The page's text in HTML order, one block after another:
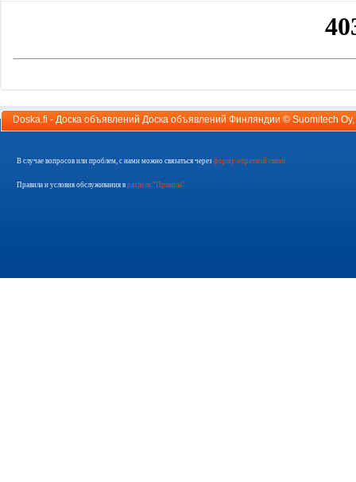
Doska.fi - Доска объявлений Доска объявлений Финляндии © Suomitech Oy
В случае вопросов или проблем, с нами можно связаться через форму обратной связи
Правила и условия обслуживания в разделе "Правила"